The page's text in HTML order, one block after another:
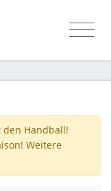
den Handball!
Weitere